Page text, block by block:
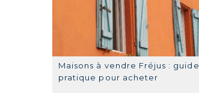
Maisons à vendre Fréjus : guide
pratique pour acheter